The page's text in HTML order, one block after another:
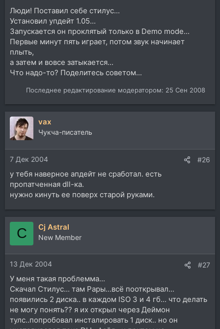
Люди! Поставил себе стилус...
Установил упдейт 1.05...
Запускается он проклятый только в Demo mode...
Первые минут пять играет, потом звук начинает
плыть,
а затем и вовсе затыкается...
Что надо-то? Поделитесь советом...
Последнее редактирование модератором: 25 Сен 2008
vax
Чукча-писатель
7 Дек 2004 #26
у тебя наверное апдейт не сработал. есть
пропатченная dll-ка.
нужно кинуть ее поверх старой руками.
C Cj Astral
New Member
13 Дек 2004 #27
У меня такая проблемма...
Скачал Стилус... там Рары...всё пооткрывал...
появились 2 диска.. в каждом ISO 3 и 4 гб... что делать
не могу понять?? я их открыл через Деймон
тулс..попробовал инсталировать 1 диск.. но он